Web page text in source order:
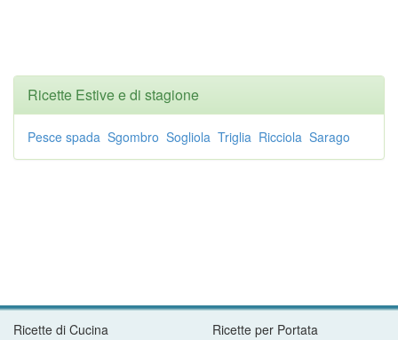
Ricette Estive e di stagione
Pesce spada Sgombro Sogliola Triglia Ricciola Sarago
Ricette di Cucina
Ricette per Portata